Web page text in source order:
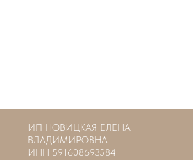
ИП НОВИЦКАЯ ЕЛЕНА
ВЛАДИМИРОВНА
ИНН 591608693584